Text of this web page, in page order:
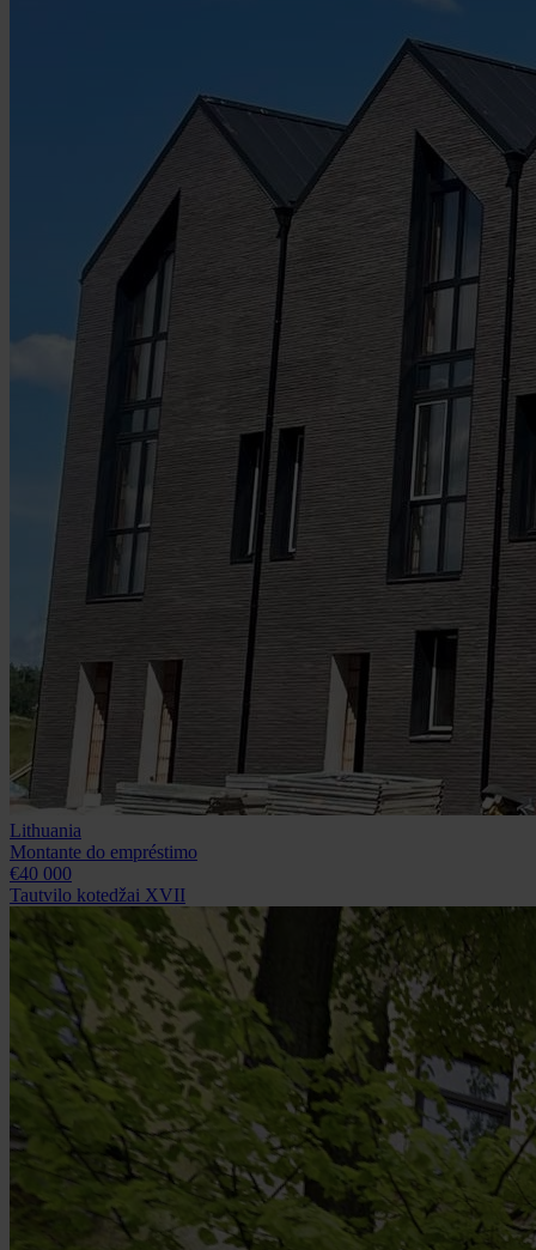
Lithuania
Montante do empréstimo
€40 000
Tautvilo kotedžai XVII